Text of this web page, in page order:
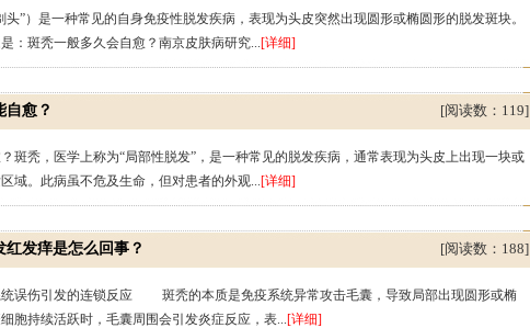
头”）是一种常见的自身免疫性脱发疾病，表现为头皮突然出现圆形或椭圆形的脱发斑块。
：斑秃一般多久会自愈？南京皮肤病研究...[详细]
自愈？ [阅读数：119]
斑秃，医学上称为“局部性脱发”，是一种常见的脱发疾病，通常表现为头皮上出现一块或
域。此病虽不危及生命，但对患者的外观...[详细]
红发痒是怎么回事？ [阅读数：188]
伤引发的连锁反应 斑秃的本质是免疫系统异常攻击毛囊，导致局部出现圆形或椭
胞持续活跃时，毛囊周围会引发炎症反应，表...[详细]